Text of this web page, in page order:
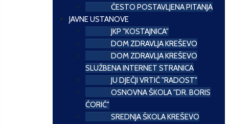
ČESTO POSTAVLJENA PITANJA
JAVNE USTANOVE
JKP "KOSTAJNICA"
DOM ZDRAVLJA KREŠEVO
DOM ZDRAVLJA KREŠEVO
SLUŽBENA INTERNET STRANICA
JU DJEČJI VRTIĆ "RADOST"
OSNOVNA ŠKOLA "DR. BORIS
ĆORIĆ"
SREDNJA ŠKOLA KREŠEVO